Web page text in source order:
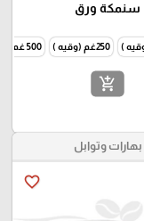
سنمكة ورق
250غم (وقيه ) 500 غم ( نص كيلو )
add_shopping_cart
بهارات وتوابل
favorite_border